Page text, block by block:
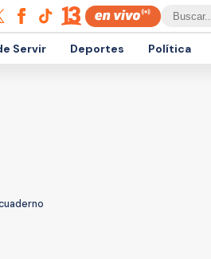
Servir Deportes Política